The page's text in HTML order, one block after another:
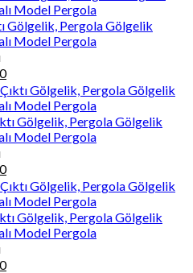
Gölgelik, Pergola Gölgelik
Model Pergola
Şu
andaki
fiyat:
₺87.000,00.
Gölgelik, Pergola Gölgelik
Model Pergola
Şu
andaki
fiyat:
₺86.565,00.
Gölgelik, Pergola Gölgelik
Model Pergola
Şu